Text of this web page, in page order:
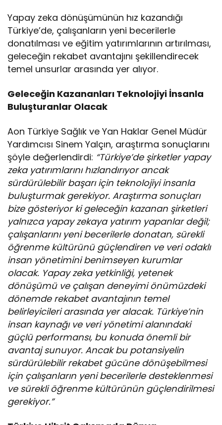
Yapay zeka dönüşümünün hız kazandığı
Türkiye’de, çalışanların yeni becerilerle
donatılması ve eğitim yatırımlarının artırılması,
geleceğin rekabet avantajını şekillendirecek
temel unsurlar arasında yer alıyor.
Geleceğin Kazananları Teknolojiyi İnsanla
Buluşturanlar Olacak
Aon Türkiye Sağlık ve Yan Haklar Genel Müdür
Yardımcısı Sinem Yalçın, araştırma sonuçlarını
şöyle değerlendirdi: “Türkiye’de şirketler yapay
zeka yatırımlarını hızlandırıyor ancak
sürdürülebilir başarı için teknolojiyi insanla
buluşturmak gerekiyor. Araştırma sonuçları
bize gösteriyor ki geleceğin kazanan şirketleri
yalnızca yapay zekaya yatırım yapanlar değil;
çalışanlarını yeni becerilerle donatan, sürekli
öğrenme kültürünü güçlendiren ve veri odaklı
insan yönetimini benimseyen kurumlar
olacak. Yapay zeka yetkinliği, yetenek
dönüşümü ve çalışan deneyimi önümüzdeki
dönemde rekabet avantajının temel
belirleyicileri arasında yer alacak. Türkiye’nin
insan kaynağı ve veri yönetimi alanındaki
güçlü performansı, bu konuda önemli bir
avantaj sunuyor. Ancak bu potansiyelin
sürdürülebilir rekabet gücüne dönüşebilmesi
için çalışanların yeni becerilerle desteklenmesi
ve sürekli öğrenme kültürünün güçlendirilmesi
gerekiyor.”